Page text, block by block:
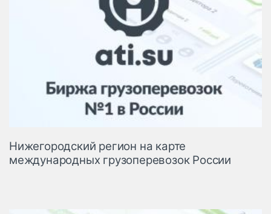
Нижегородский регион на карте
международных грузоперевозок России